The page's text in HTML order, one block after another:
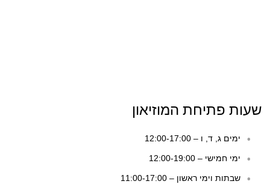
שעות פתיחת המוזיאון
ימים ג, ד, ו – 12:00-17:00
ימי חמישי – 12:00-19:00
שבתות וימי ראשון – 11:00-17:00